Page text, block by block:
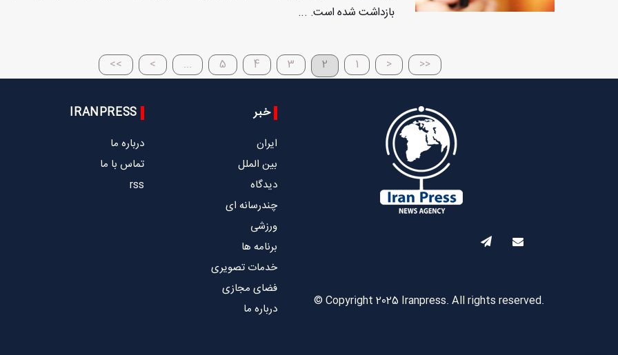
بازداشت شده است. ...
<<
<
1
2
3
4
5
...
>
>>
© Copyright 2025 Iranpress. All rights reserved.
خبر
ایران
بین الملل
دیدگاه
چندرسانه ای
ورزشی
برنامه ها
خدمات تصویری
فضای مجازی
درباره ما
IRANPRESS
درباره ما
تماس با ما
rss